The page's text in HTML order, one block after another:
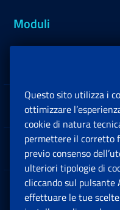
Moduli
Sedi e Contatti
Software
Note Legali
Questo sito utilizza i
ottimizzare
cookie di natura
permettere il corretto
previo consenso
ulteriori tipologie di
cliccando sul pulsante
effettuare le tue